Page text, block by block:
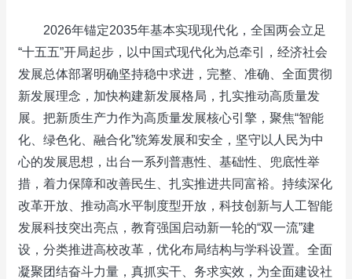
2026年锚定2035年基本实现现代化，全国两会立足
“十五五”开局起步，以中国式现代化为总牵引，经济社会
发展总体部署明确坚持稳中求进，完整、准确、全面贯彻
新发展理念，加快构建新发展格局，扎实推动高质量发
展。把新质生产力作为高质量发展核心引擎，聚焦“智能
化、绿色化、融合化”统筹发展和安全，坚守以人民为中
心的发展思想，出台一系列普惠性、基础性、兜底性举
措，着力保障和改善民生、扎实推进共同富裕。持续深化
改革开放、推动高水平制度型开放，科技创新与人工智能
发展科技突出亮点，教育强国启动新一轮的“双一流”建
设，分类推进高校改革，优化布局结构与学科设置。全面
凝聚团结奋斗力量，真抓实干、务求实效，为全面建设社